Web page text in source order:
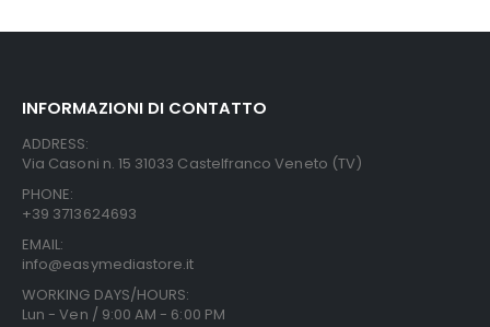
INFORMAZIONI DI CONTATTO
ADDRESS:
Via Casoni n. 15 31033 Castelfranco Veneto (TV)
PHONE:
+39 3713624693
EMAIL:
info@easymediastore.it
WORKING DAYS/HOURS:
Lun - Ven / 9:00 AM - 6:00 PM